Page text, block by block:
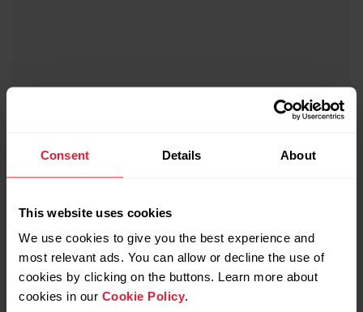
Consent Details About
This website uses cookies
We use cookies to give you the best experience and
most relevant ads. You can allow or decline the use of
cookies by clicking on the buttons. Learn more about
cookies in our Cookie Policy.